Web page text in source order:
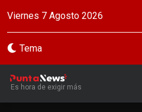
Viernes 7 Agosto 2026
Tema
Es hora de exigir más